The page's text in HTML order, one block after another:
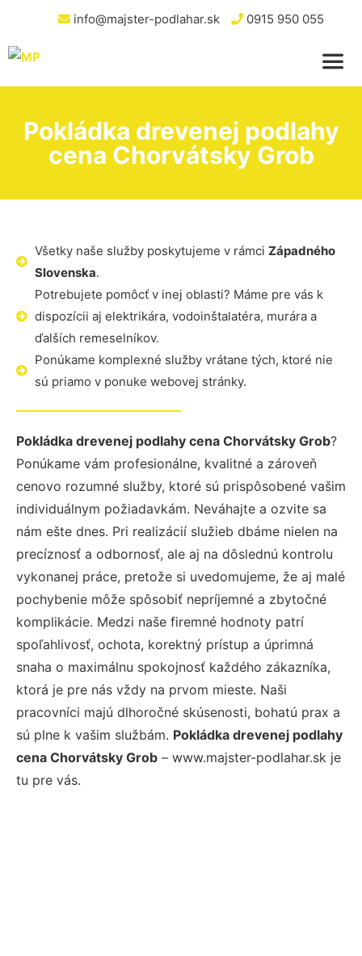
info@majster-podlahar.sk 0915 950 055
Pokládka drevenej podlahy
cena Chorvátsky Grob
Všetky naše služby poskytujeme v rámci Západného
Slovenska.
Potrebujete pomôcť v inej oblasti? Máme pre vás k
dispozícii aj elektrikára, vodoinštalatéra, murára a
ďalších remeselníkov.
Ponúkame komplexné služby vrátane tých, ktoré nie
sú priamo v ponuke webovej stránky.
Pokládka drevenej podlahy cena Chorvátsky Grob?
Ponúkame vám profesionálne, kvalitné a zároveň
cenovo rozumné služby, ktoré sú prispôsobené vašim
individuálnym požiadavkám. Neváhajte a ozvite sa
nám ešte dnes. Pri realizácií služieb dbáme nielen na
precíznosť a odbornosť, ale aj na dôslednú kontrolu
vykonanej práce, pretože si uvedomujeme, že aj malé
pochybenie môže spôsobiť nepríjemné a zbytočné
komplikácie. Medzi naše firemné hodnoty patrí
spoľahlivosť, ochota, korektný prístup a úprimná
snaha o maximálnu spokojnosť každého zákazníka,
ktorá je pre nás vždy na prvom mieste. Naši
pracovníci majú dlhoročné skúsenosti, bohatú prax a
sú plne k vašim službám. Pokládka drevenej podlahy
cena Chorvátsky Grob – www.majster-podlahar.sk je
tu pre vás.